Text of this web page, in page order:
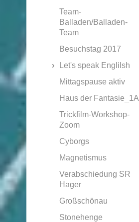
Team-
Balladen/Balladen-
Team
Besuchstag 2017
Let's speak Englilsh
Mittagspause aktiv
Haus der Fantasie_1A
Trickfilm-Workshop-
Zoom
Cyborgs
Magnetismus
Verabschiedung SR
Hager
Großschönau
Stonehenge